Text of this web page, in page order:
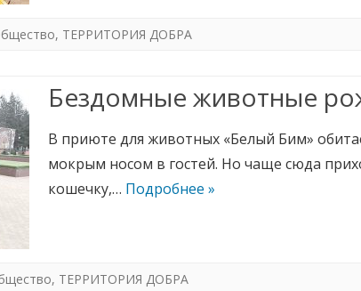
, ТЕРРИТОРИЯ ДОБРА
Бездомные животные
В приюте для животных «Белый Бим»
мокрым носом в гостей. Но чаще сюда
кошечку,… Подробнее »
, ТЕРРИТОРИЯ ДОБРА